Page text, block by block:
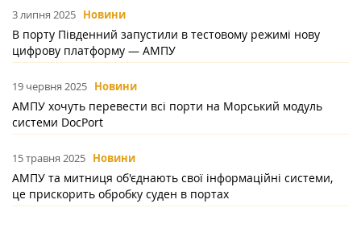
3 липня 2025 Новини
В порту Південний запустили в тестовому режимі нову
цифрову платформу — АМПУ
19 червня 2025 Новини
АМПУ хочуть перевести всі порти на Морський модуль
системи DocPort
15 травня 2025 Новини
АМПУ та митниця об'єднають свої інформаційні системи,
це прискорить обробку суден в портах